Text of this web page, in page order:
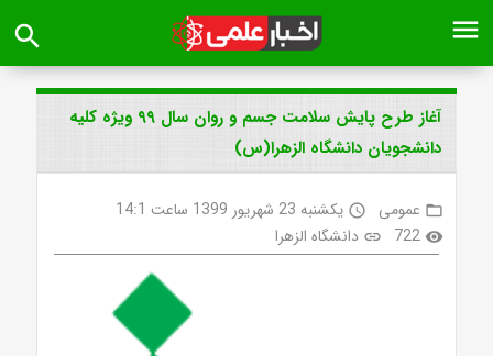
menu
search
آغاز طرح پایش سلامت جسم و روان سال ۹۹ ویژه کلیه
دانشجویان دانشگاه الزهرا(س)
folder_open عمومی access_time یکشنبه 23 شهریور 1399 ساعت 14:1
visibility
722
link دانشگاه الزهرا